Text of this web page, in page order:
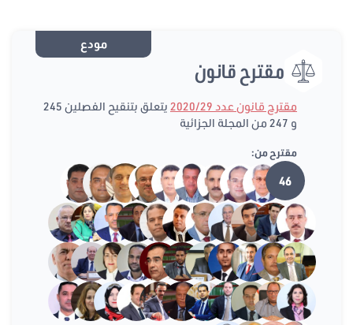
مودع
مقترح قانون
مقترح قانون عدد 2020/29
يتعلق بتنقيح الفصلين 245
و 247 من المجلة الجزائية
مقترح من:
46